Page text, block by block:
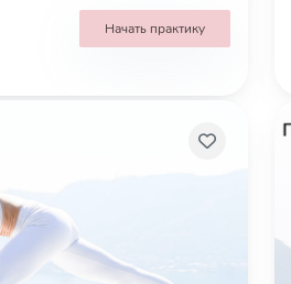
Начать практику